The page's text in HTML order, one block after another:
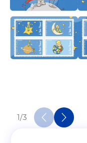
1/3